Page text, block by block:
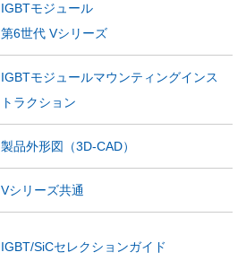
IGBTモジュール
第6世代 Vシリーズ
IGBTモジュールマウンティングインス
トラクション
製品外形図（3D-CAD）
Vシリーズ共通
IGBT/SiCセレクションガイド